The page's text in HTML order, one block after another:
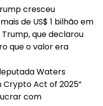
cresceu
de US$ 1 bilhão em
Trump, que declarou
que o valor era
Waters
Crypto Act of 2025”
com